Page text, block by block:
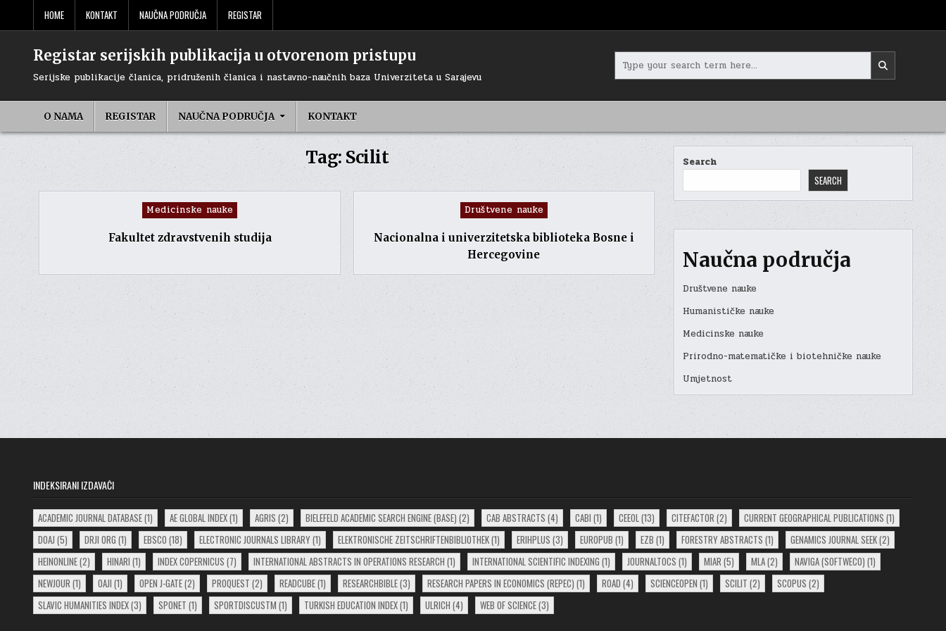
content
HOME KONTAKT NAUČNA PODRUČJA REGISTAR
Registar serijskih publikacija u otvorenom pristupu
Serijske publikacije članica, pridruženih članica i nastavno-naučnih baza Univerziteta u Sarajevu
for:
O NAMA REGISTAR NAUČNA PODRUČJA KONTAKT
Tag: Scilit
Posted
in
Medicinske nauke
Fakultet zdravstvenih studija
Posted
in
Društvene nauke
Nacionalna i univerzitetska biblioteka Bosne i
Hercegovine
Search
SEARCH
Naučna područja
Društvene nauke
Humanističke nauke
Medicinske nauke
Prirodno-matematičke i biotehničke nauke
Umjetnost
INDEKSIRANI IZDAVAČI
ACADEMIC JOURNAL DATABASE(1) AE GLOBAL INDEX(1) AGRIS (2) BIELEFELD ACADEMIC SEARCH ENGINE (BASE) (2) CAB ABSTRACTS (4) CABI (1) CEEOL (13) CITEFACTOR (2) CURRENT GEOGRAPHICAL PUBLICATIONS (1)
DOAJ (5) DRJI ORG (1) EBSCO (18) ELECTRONIC JOURNALS LIBRARY(1) ELEKTRONISCHE ZEITSCHRIFTENBIBLIOTHEK(1) ERIHPLUS (3) EUROPUB (1) EZB (1) FORESTRY ABSTRACTS (1) GENAMICS JOURNAL SEEK(2)
HEINONLINE(2) HINARI (1) INDEX COPERNICUS (7) INTERNATIONAL ABSTRACTS IN OPERATIONS RESEARCH (1) INTERNATIONAL SCIENTIFIC INDEXING (1) JOURNALTOCS (1) MIAR (5) MLA(2) NAVIGA (SOFTWECO) (1)
NEWJOUR (1) OAJI (1) OPEN J-GATE(2) PROQUEST (2) READCUBE(1) RESEARCHBIBLE(3) RESEARCH PAPERS IN ECONOMICS (REPEC) (1) ROAD (4) SCIENCEOPEN (1) SCILIT (2) SCOPUS (2)
SLAVIC HUMANITIES INDEX(3) SPONET (1) SPORTDISCUSTM (1) TURKISH EDUCATION INDEX(1) ULRICH (4) WEB OF SCIENCE(3)